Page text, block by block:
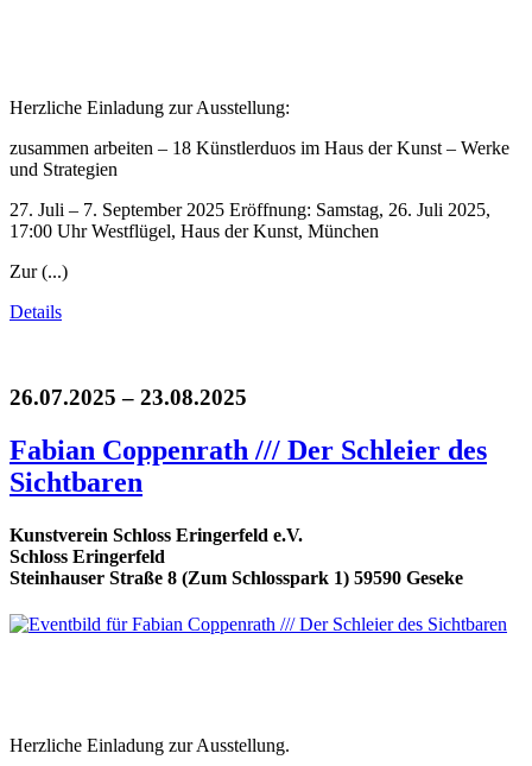
Herzliche Einladung zur Ausstellung:
zusammen arbeiten – 18 Künstlerduos im Haus der Kunst – Werke
und Strategien
27. Juli – 7. September 2025 Eröffnung: Samstag, 26. Juli 2025,
17:00 Uhr Westflügel, Haus der Kunst, München
Zur (...)
Details
26.07.2025 – 23.08.2025
Fabian Coppenrath /// Der Schleier des
Sichtbaren
Kunstverein Schloss Eringerfeld e.V.
Schloss Eringerfeld
Steinhauser Straße 8 (Zum Schlosspark 1) 59590 Geseke
Herzliche Einladung zur Ausstellung.